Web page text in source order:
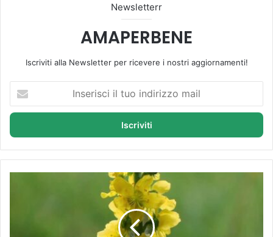
Newsletterr
AMAPERBENE
Iscriviti alla Newsletter per ricevere i nostri aggiornamenti!
s
r
i